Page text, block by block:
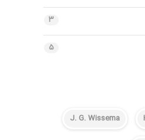
۳
۵
J. G. Wissema